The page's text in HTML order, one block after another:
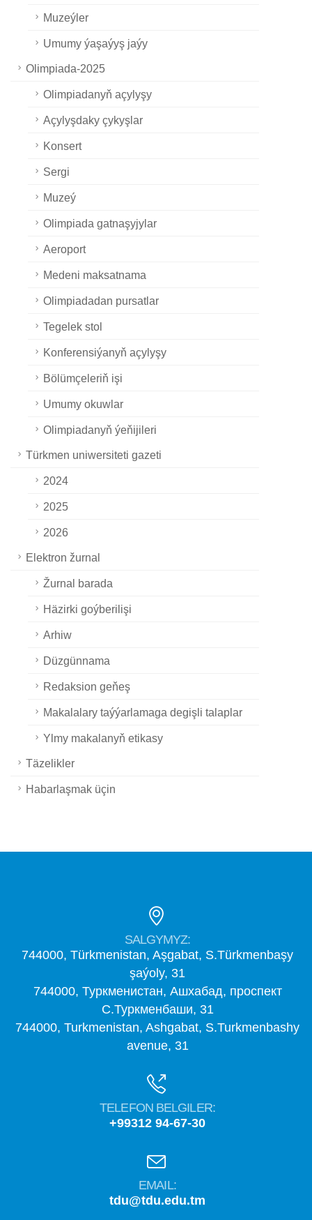
Muzeýler
Umumy ýaşaýyş jaýy
Olimpiada-2025
Olimpiadanyň açylyşy
Açylyşdaky çykyşlar
Konsert
Sergi
Muzeý
Olimpiada gatnaşyjylar
Aeroport
Medeni maksatnama
Olimpiadadan pursatlar
Tegelek stol
Konferensiýanyň açylyşy
Bölümçeleriň işi
Umumy okuwlar
Olimpiadanyň ýeňijileri
Türkmen uniwersiteti gazeti
2024
2025
2026
Elektron žurnal
Žurnal barada
Häzirki goýberilişi
Arhiw
Düzgünnama
Redaksion geňeş
Makalalary taýýarlamaga degişli talaplar
Ylmy makalanyň etikasy
Täzelikler
Habarlaşmak üçin
SALGYMYZ:
744000, Türkmenistan, Aşgabat, S.Türkmenbaşy
şaýoly, 31
744000, Туркменистан, Ашхабад, проспект
С.Туркменбаши, 31
744000, Turkmenistan, Ashgabat, S.Turkmenbashy
avenue, 31
TELEFON BELGILER:
+99312 94-67-30
EMAIL:
tdu@tdu.edu.tm